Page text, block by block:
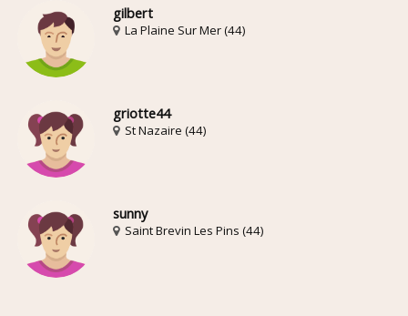
gilbert
La Plaine Sur Mer (44)
griotte44
St Nazaire (44)
sunny
Saint Brevin Les Pins (44)